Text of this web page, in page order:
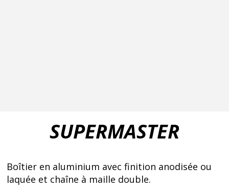
SUPERMASTER
Boîtier en aluminium avec finition anodisée ou
laquée et chaîne à maille double.